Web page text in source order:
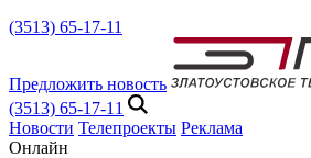
(3513) 65-17-11
Предложить новость
(3513) 65-17-11
Новости Телепроекты Реклама
Онлайн